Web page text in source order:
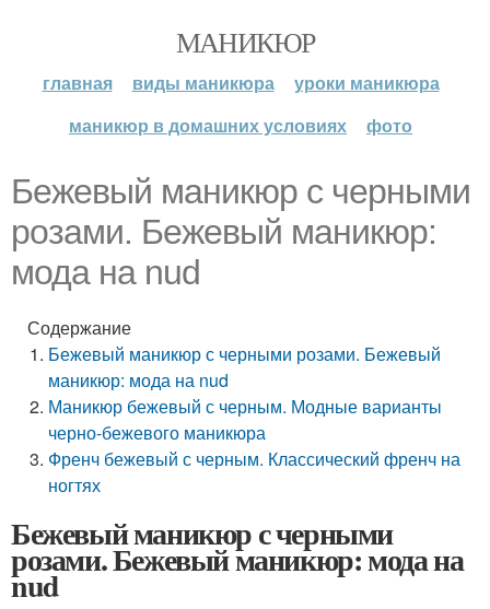
МАНИКЮР
главная виды маникюра
уроки маникюра
маникюр в домашних условиях
фото
Бежевый маникюр с черными
розами. Бежевый маникюр:
мода на nud
Содержание
Бежевый маникюр с черными розами. Бежевый
маникюр: мода на nud
Маникюр бежевый с черным. Модные варианты
черно-бежевого маникюра
Френч бежевый с черным. Классический френч на
ногтях
Бежевый маникюр с черными
розами. Бежевый маникюр: мода на
nud